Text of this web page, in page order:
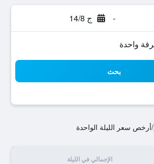
- ج 14/8
بحث
/أرخص سعر الليلة الواحدة
الإجمالي في الليلة